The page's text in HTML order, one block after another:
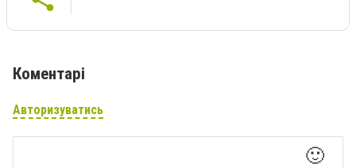
Коментарі
Авторизуватись
🙂